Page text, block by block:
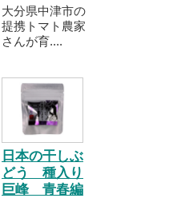
大分県中津市の
提携トマト農家
さんが育....
日本の干しぶ
どう 種入り
巨峰 青春編